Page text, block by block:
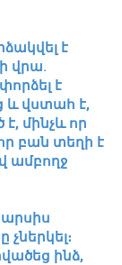
է
վրա.
է
և վստահ է,
մինչև որ
բան տեղի է
ամբողջ
ինձ,